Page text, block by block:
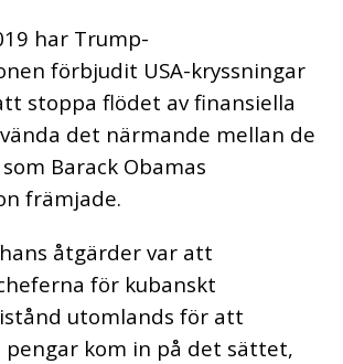
har Trump-
förbjudit USA-kryssningar
stoppa flödet av finansiella
det närmande mellan de
Barack Obamas
främjade.
åtgärder var att
för kubanskt
utomlands för att
kom in på det sättet,